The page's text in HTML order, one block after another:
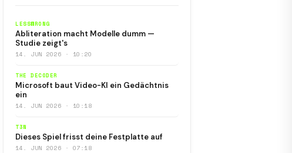
LESSWRONG
Abliteration macht Modelle dumm —
Studie zeigt's
14. JUN 2026 · 10:20
THE DECODER
Microsoft baut Video-KI ein Gedächtnis
ein
14. JUN 2026 · 10:18
T3N
Dieses Spiel frisst deine Festplatte auf
14. JUN 2026 · 07:18